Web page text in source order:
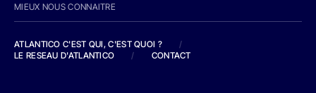
MIEUX NOUS CONNAITRE
ATLANTICO C'EST QUI, C'EST QUOI ?
/
LE RESEAU D'ATLANTICO
/ CONTACT